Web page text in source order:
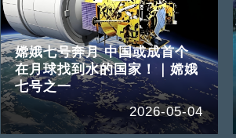
嫦娥七号奔月 中国或成首个
在月球找到水的国家！｜嫦娥
七号之一
2026-05-04